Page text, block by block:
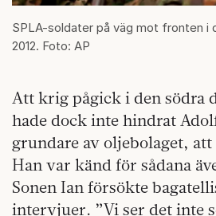
SPLA-soldater på väg mot fronten i
2012. Foto: AP
Att krig pågick i den södra
hade dock inte hindrat
grundare av oljebolaget,
Han var känd för sådana
Sonen Ian försökte
intervjuer. ”Vi ser det inte